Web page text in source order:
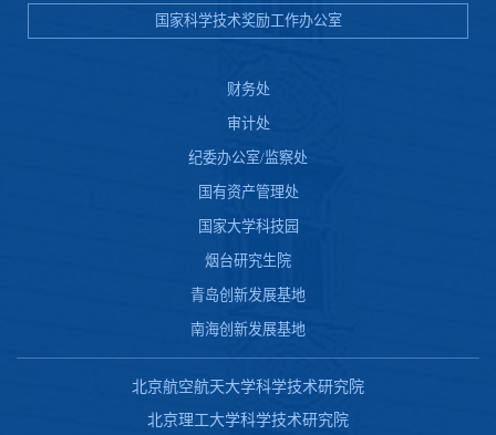
国家科学技术奖励工作办公室
财务处
审计处
纪委办公室/监察处
国有资产管理处
国家大学科技园
烟台研究生院
青岛创新发展基地
南海创新发展基地
北京航空航天大学科学技术研究院
北京理工大学科学技术研究院